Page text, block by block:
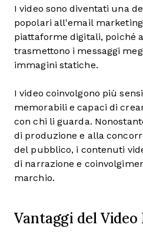
I video sono diventati una
popolari all'email
piattaforme digitali, poiché
trasmettono i messaggi
immagini statiche.
I video coinvolgono più
memorabili e capaci di
con chi li guarda.
di produzione e alla
del pubblico, i contenuti
di narrazione e
marchio.
Vantaggi del